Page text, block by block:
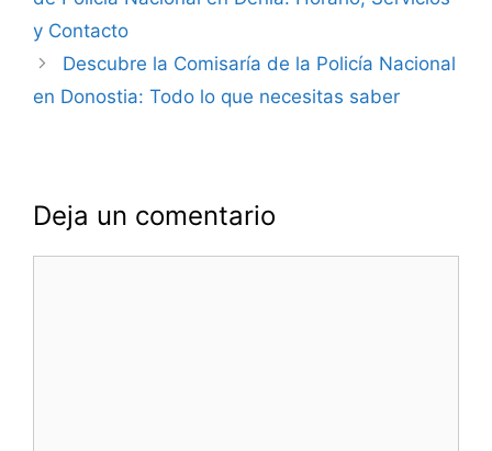
y Contacto
Descubre la Comisaría de la Policía Nacional
en Donostia: Todo lo que necesitas saber
Deja un comentario